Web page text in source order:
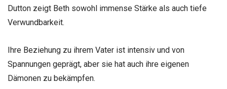
Dutton zeigt Beth sowohl immense Stärke als auch tiefe
Verwundbarkeit.
Ihre Beziehung zu ihrem Vater ist intensiv und von
Spannungen geprägt, aber sie hat auch ihre eigenen
Dämonen zu bekämpfen.